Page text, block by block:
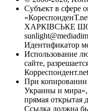
Субъект в сфере
ХАРКІВСЬКЕ
Идентификатор
Использование
сайте,
При копировании
Украины и мира»,
прямая открытая
Ссылка должна